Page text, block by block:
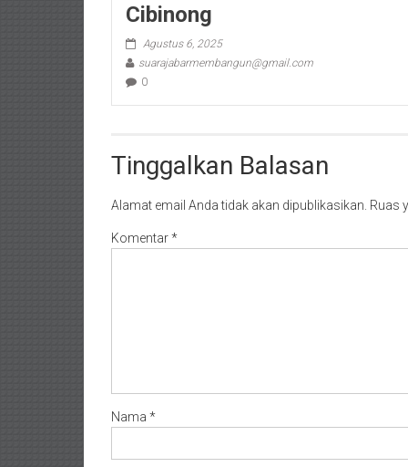
Cibinong
Agustus 6, 2025
suarajabarmembangun@gmail.com
0
Tinggalkan Balasan
Alamat email Anda tidak akan dipublikasikan. Ruas
Komentar*
Nama *